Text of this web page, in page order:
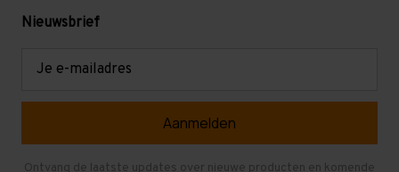
Levering en afhalen
Mezzanine
Gebruikte entresolvloeren
Nieuwsbrief
Ontvang de laatste updates over nieuwe producten en komende